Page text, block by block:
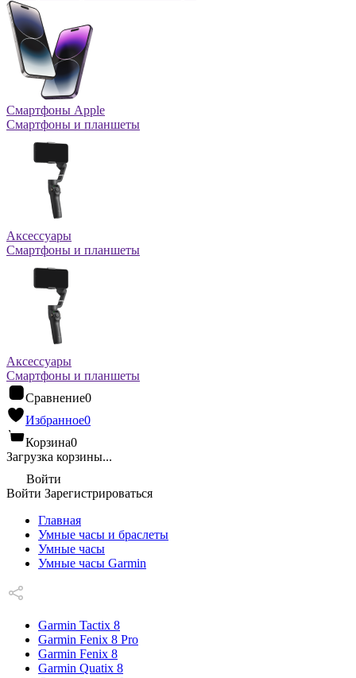
Смартфоны Apple
Смартфоны и планшеты
Аксессуары
Смартфоны и планшеты
Аксессуары
Смартфоны и планшеты
Сравнение0
Избранное0
Корзина0
Загрузка корзины...
Войти
Войти Зарегистрироваться
Главная
Умные часы и браслеты
Умные часы
Умные часы Garmin
Garmin Tactix 8
Garmin Fenix 8 Pro
Garmin Fenix 8
Garmin Quatix 8